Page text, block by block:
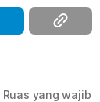
Ruas yang wajib